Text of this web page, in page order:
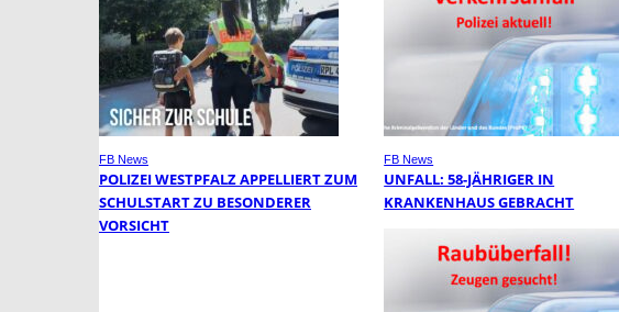
FB News
POLIZEI WESTPFALZ APPELLIERT ZUM
SCHULSTART ZU BESONDERER
VORSICHT
FB News
UNFALL: 58-JÄHRIGER IN
KRANKENHAUS GEBRACHT